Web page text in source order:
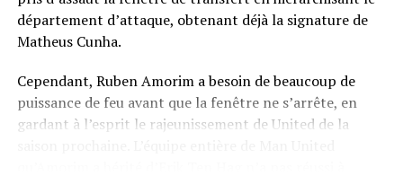
Mbeumo
décision de signer MBEUMO.
Le rapport télégraphique selon lequel Newcastle United
département d’attaque, obtenant déjà la signature de
Matheus Cunha.
Cependant, Ruben Amorim a besoin de beaucoup de
puissance de feu avant que la fenêtre ne s’arrête, en
gardant à l’esprit le rajeunissement de United de la